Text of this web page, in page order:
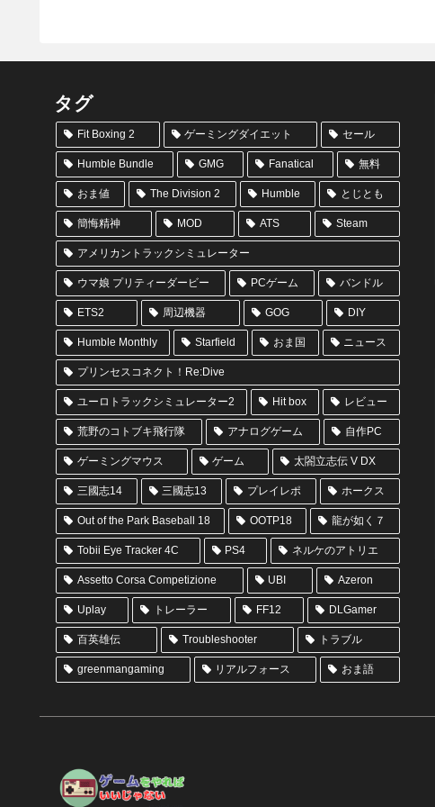
タグ
Fit Boxing 2 ゲーミングダイエット セール
Humble Bundle GMG Fanatical 無料
おま値 The Division 2 Humble とじとも
簡悔精神 MOD ATS Steam
アメリカントラックシミュレーター
ウマ娘 プリティーダービー PCゲーム バンドル
ETS2 周辺機器 GOG DIY
Humble Monthly Starfield おま国 ニュース
プリンセスコネクト！Re:Dive
ユーロトラックシミュレーター2 Hit box レビュー
荒野のコトブキ飛行隊 アナログゲーム 自作PC
ゲーミングマウス ゲーム 太閤立志伝 V DX
三國志14 三國志13 プレイレポ ホークス
Out of the Park Baseball 18 OOTP18 龍が如く７
Tobii Eye Tracker 4C PS4 ネルケのアトリエ
Assetto Corsa Competizione UBI Azeron
Uplay トレーラー FF12 DLGamer
百英雄伝 Troubleshooter トラブル
greenmangaming リアルフォース おま語